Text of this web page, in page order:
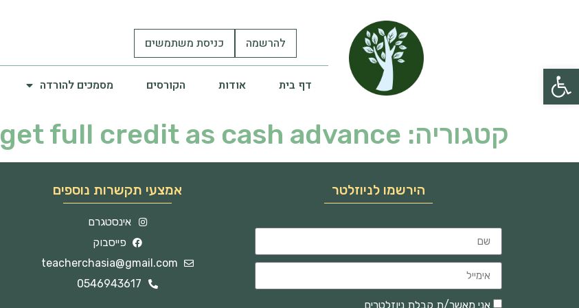
פתח סרגל נגישות
להרשמה כניסת משתמשים
דף בית אודות הקורסים מסמכים להורדה
קטגוריה: get full credit as cash advance
הירשמו לניוזלטר
אני מאשר/ת קבלת ניוזלטרים
אמצעי תקשרות נוספים
אינסטגרם
פייסבוק
teacherchasia@gmail.com
0546943617